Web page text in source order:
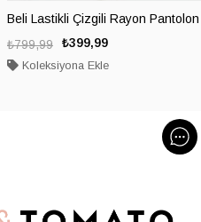
Beli Lastikli Çizgili Rayon Pantolon
₺399,99
₺799,99
Koleksiyona Ekle